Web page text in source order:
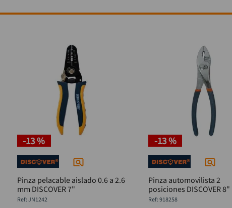
-13 %
Pinza pelacable aislado 0.6 a 2.6
mm DISCOVER 7"
: JN1242
-13 %
Pinza automovilista 2
posiciones DISCOVER 8"
:918258